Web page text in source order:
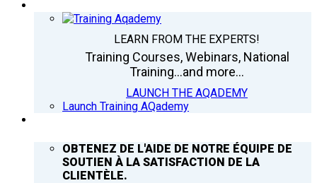
LEARN FROM THE EXPERTS!
Training Courses, Webinars, National
Training...and more...
LAUNCH THE AQADEMY
Launch Training AQademy
OBTENEZ DE L'AIDE DE NOTRE ÉQUIPE DE
SOUTIEN À LA SATISFACTION DE LA
CLIENTÈLE.